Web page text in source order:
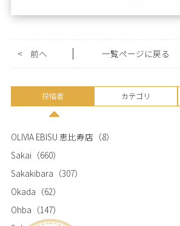
< 前へ 一覧ページに戻る
投稿者 カテゴリ
OLIVIA EBISU 恵比寿店 （8）
Sakai （660）
Sakakibara （307）
Okada （62）
Ohba （147）